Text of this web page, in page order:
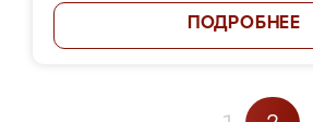
ПОДРОБНЕЕ